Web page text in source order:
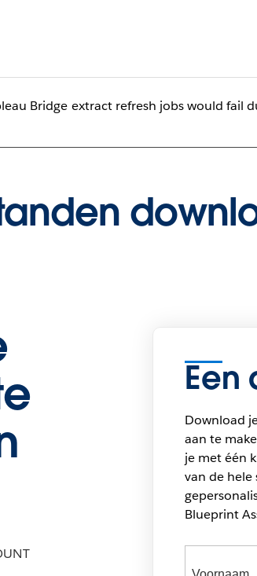
Bridge extract refresh jobs would fail
Een
Download
aan te
je met één
van de
Blueprint